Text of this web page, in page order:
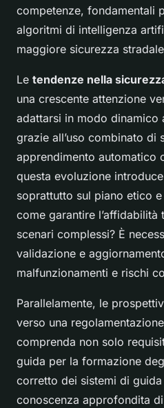
competenze, fondamentali
algoritmi di intelligenza
maggiore sicurezza
Le tendenze nella
una crescente attenzione
adattarsi in modo dinamico
grazie all’uso combinato di
apprendimento automatico
questa evoluzione
soprattutto sul piano etico
come garantire l’affidabilità
scenari complessi? È
validazione e
malfunzionamenti e rischi
Parallelamente, le
verso una
comprenda non solo
guida per la formazione
corretto dei sistemi di
conoscenza approfondita